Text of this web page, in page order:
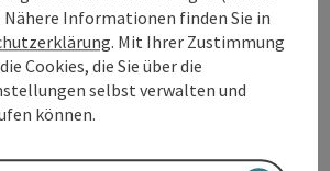
bis
04.08.2026
Nähere Informationen finden Sie in
. Mit Ihrer Zustimmung
Cookies, die Sie über die
selbst verwalten und
können.